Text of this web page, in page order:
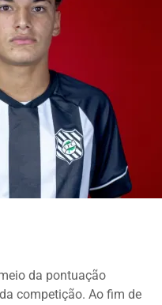
da pontuação
competição. Ao fim de